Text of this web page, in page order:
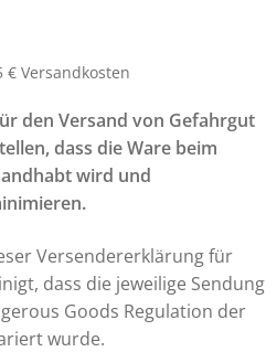
€ Versandkosten
den Versand von Gefahrgut
dass die Ware beim
wird und
Versendererklärung für
dass die jeweilige Sendung
Goods Regulation der
wurde.